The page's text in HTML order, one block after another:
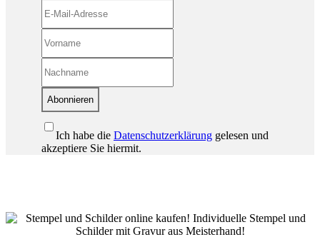
Abonnieren
Ich habe die Datenschutzerklärung gelesen und
akzeptiere Sie hiermit.